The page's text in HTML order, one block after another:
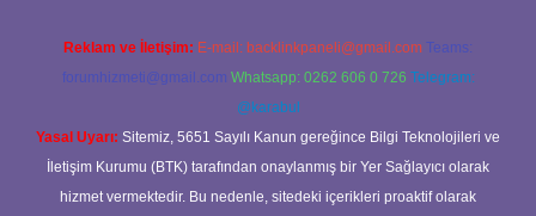
Reklam ve İletişim: E-mail: backlinkpaneli@gmail.com Teams:
forumhizmeti@gmail.com Whatsapp: 0262 606 0 726 Telegram:
@karabul
Yasal Uyarı: Sitemiz, 5651 Sayılı Kanun gereğince Bilgi Teknolojileri ve
İletişim Kurumu (BTK) tarafından onaylanmış bir Yer Sağlayıcı olarak
hizmet vermektedir. Bu nedenle, sitedeki içerikleri proaktif olarak